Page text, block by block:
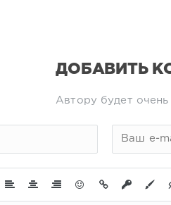
ДОБАВИТЬ
Автору будет